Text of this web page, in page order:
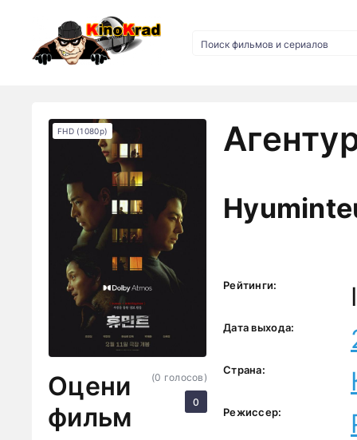
FHD (1080p)
Оцени
фильм
(0 голосов)
0
Рейтинги:
Дата выхода:
Страна:
Режиссер: